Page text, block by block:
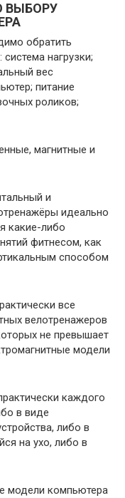
ВЫБОРУ
обратить
нагрузки;
вес
питание
роликов;
магнитные и
и
идеально
какие-либо
фитнесом, как
способом
все
велотренажеров
не превышает
модели
каждого
в виде
либо в
на ухо, либо в
модели компьютера